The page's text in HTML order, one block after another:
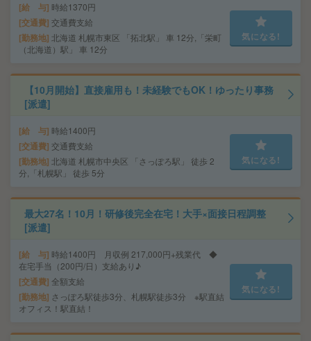
給 与 時給1370円
交通費 交通費支給
勤務地 北海道 札幌市東区 「拓北駅」 車 12分,「栄町
（北海道）駅」 車 12分
気になる!
【10月開始】直接雇用も！未経験でもOK！ゆったり事務
[派遣]
給 与 時給1400円
交通費 交通費支給
勤務地 北海道 札幌市中央区 「さっぽろ駅」 徒歩 2
分,「札幌駅」 徒歩 5分
気になる!
最大27名！10月！研修後完全在宅！大手×面接日程調整
[派遣]
給 与 時給1400円 月収例 217,000円+残業代 ◆
在宅手当（200円/日）支給あり♪
交通費 全額支給
勤務地 さっぽろ駅徒歩3分、札幌駅徒歩3分 ※駅直結
オフィス！駅直結！
気になる!